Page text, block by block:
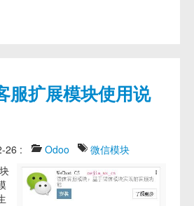
服扩展模块使用说
26 : Odoo
微信模块